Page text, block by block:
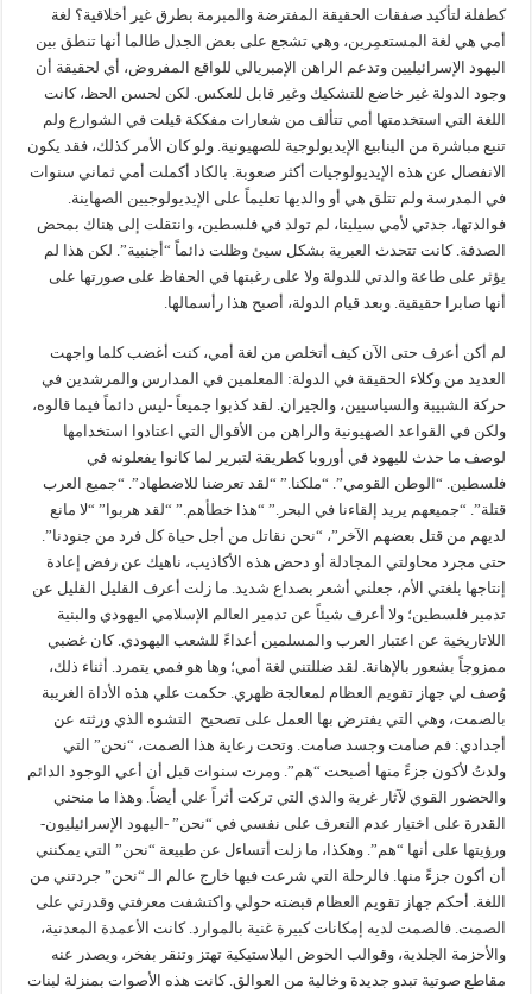
كطفلة لتأكيد صفقات الحقيقة المفترضة والمبرمة بطرق غير أخلاقية؟ لغة
أمي هي لغة المستعمِرين، وهي تشجع على بعض الجدل طالما أنها تنطق بين
اليهود الإسرائيليين وتدعم الراهن الإمبريالي للواقع المفروض، أي لحقيقة أن
وجود الدولة غير خاضع للتشكيك وغير قابل للعكس. لكن لحسن الحظ، كانت
اللغة التي استخدمتها أمي تتألف من شعارات مفككة قيلت في الشوارع ولم
تنبع مباشرة من الينابيع الإيديولوجية للصهيونية. ولو كان الأمر كذلك، فقد يكون
الانفصال عن هذه الإيديولوجيات أكثر صعوبة. بالكاد أكملت أمي ثماني سنوات
في المدرسة ولم تتلق هي أو والديها تعليماً على الإيديولوجيين الصهاينة.
فوالدتها، جدتي لأمي سيلينا، لم تولد في فلسطين، وانتقلت إلى هناك بمحض
الصدفة. كانت تتحدث العبرية بشكل سيئ وظلت دائماً “أجنبية”. لكن هذا لم
يؤثر على طاعة والدتي للدولة ولا على رغبتها في الحفاظ على صورتها على
أنها صابرا حقيقية. وبعد قيام الدولة، أصبح هذا رأسمالها.
لم أكن أعرف حتى الآن كيف أتخلص من لغة أمي، كنت أغضب كلما واجهت
العديد من وكلاء الحقيقة في الدولة: المعلمين في المدارس والمرشدين في
حركة الشبيبة والسياسيين، والجيران. لقد كذبوا جميعاً -ليس دائماً فيما قالوه،
ولكن في القواعد الصهيونية والراهن من الأقوال التي اعتادوا استخدامها
لوصف ما حدث لليهود في أوروبا كطريقة لتبرير لما كانوا يفعلونه في
فلسطين. “الوطن القومي”. “ملكنا.” “لقد تعرضنا للاضطهاد”. “جميع العرب
قتلة”. “جميعهم يريد إلقاءنا في البحر.” “هذا خطأهم.” “لقد هربوا” “لا مانع
لديهم من قتل بعضهم الآخر”، “نحن نقاتل من أجل حياة كل فرد من جنودنا”.
حتى مجرد محاولتي المجادلة أو دحض هذه الأكاذيب، ناهيك عن رفض إعادة
إنتاجها بلغتي الأم، جعلني أشعر بصداع شديد. ما زلت أعرف القليل القليل عن
تدمير فلسطين؛ ولا أعرف شيئاً عن تدمير العالم الإسلامي اليهودي والبنية
اللاتاريخية عن اعتبار العرب والمسلمين أعداءً للشعب اليهودي. كان غضبي
ممزوجاً بشعور بالإهانة. لقد ضللتني لغة أمي؛ وها هو فمي يتمرد. أثناء ذلك،
وُصف لي جهاز تقويم العظام لمعالجة ظهري. حكمت علي هذه الأداة الغريبة
بالصمت، وهي التي يفترض بها العمل على تصحيح التشوه الذي ورثته عن
أجدادي: فم صامت وجسد صامت. وتحت رعاية هذا الصمت، “نحن” التي
ولدتُ لأكون جزءً منها أصبحت “هم”. ومرت سنوات قبل أن أعي الوجود الدائم
والحضور القوي لآثار غربة والدي التي تركت أثراً علي أيضاً. وهذا ما منحني
القدرة على اختيار عدم التعرف على نفسي في “نحن” -اليهود الإسرائيليون-
ورؤيتها على أنها “هم”. وهكذا، ما زلت أتساءل عن طبيعة “نحن” التي يمكنني
أن أكون جزءً منها. فالرحلة التي شرعت فيها خارج عالم الـ “نحن” جردتني من
اللغة. أحكم جهاز تقويم العظام قبضته حولي واكتشفت معرفتي وقدرتي على
الصمت. فالصمت لديه إمكانات كبيرة غنية بالموارد. كانت الأعمدة المعدنية،
والأحزمة الجلدية، وقوالب الحوض البلاستيكية تهتز وتنقر بفخر، ويصدر عنه
مقاطع صوتية تبدو جديدة وخالية من العوالق. كانت هذه الأصوات بمنزلة لبنات